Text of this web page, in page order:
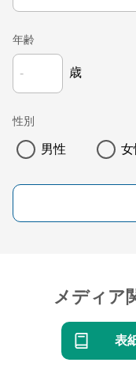
年齢
歳
性別
男性 女
メディア
表